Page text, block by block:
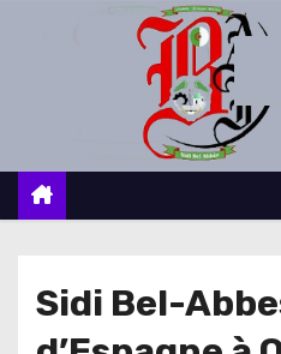
c
Sidi Bel-